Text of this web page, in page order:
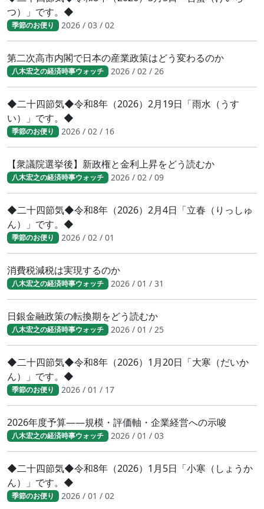
つ）」です。◆
季節のお便り 2026 / 03 / 02
第二次高市内閣で日本の産業政策はどう変わるのか
八木宏之の経済時事ウォッチ 2026 / 02 / 26
◆二十四節気◆令和8年（2026）2月19日「雨水（うす
い）」です。◆
季節のお便り 2026 / 02 / 16
【衆議院選挙後】新政権と金利上昇をどう読むか
八木宏之の経済時事ウォッチ 2026 / 02 / 09
◆二十四節気◆令和8年（2026）2月4日「立春（りっしゅ
ん）」です。◆
季節のお便り 2026 / 02 / 01
消費税減税は実現するのか
八木宏之の経済時事ウォッチ 2026 / 01 / 31
日銀金融政策の転換期をどう読むか
八木宏之の経済時事ウォッチ 2026 / 01 / 25
◆二十四節気◆令和8年（2026）1月20日「大寒（だいか
ん）」です。◆
季節のお便り 2026 / 01 / 17
2026年度予算――規模・評価軸・企業経営への示唆
八木宏之の経済時事ウォッチ 2026 / 01 / 03
◆二十四節気◆令和8年（2026）1月5日「小寒（しょうか
ん）」です。◆
季節のお便り 2026 / 01 / 02